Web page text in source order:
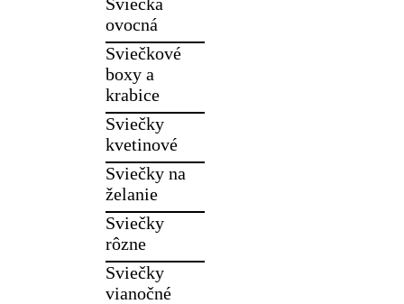
ovocná
Sviečkové
boxy a
krabice
Sviečky
kvetinové
Sviečky na
želanie
Sviečky
rôzne
Sviečky
vianočné